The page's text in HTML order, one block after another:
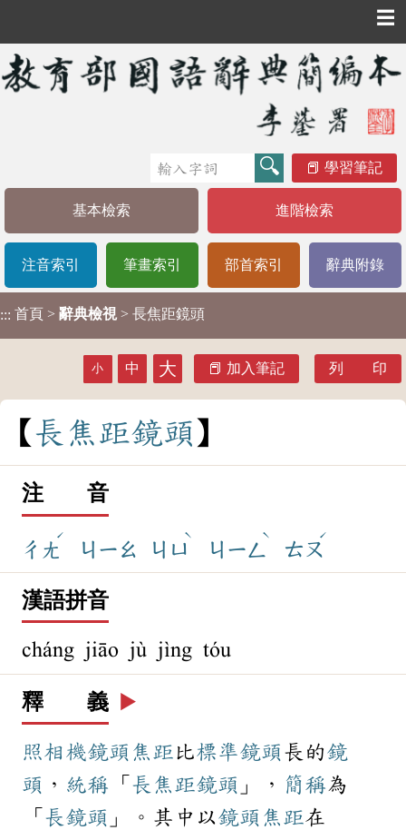
☰
學習筆記
基本檢索 進階檢索
注音索引 筆畫索引 部首索引 辭典附錄
::: 首頁 > 辭典檢視 > 長焦距鏡頭
小 中 大 加入筆記 列 印
長 焦 距鏡頭
注 音
ㄔㄤ
ˊ
ㄐㄧㄠ ㄐㄩ
ˋ
ㄐㄧㄥ
ˋ
ㄊㄡ
ˊ
漢語拼音
cháng jiāo jù jìng tóu
釋 義 ▶️
照相機鏡頭 焦距比標準鏡頭 長的鏡
頭 ， 統稱 「 長焦距鏡頭 」， 簡稱為
「 長鏡頭 」。其中以鏡頭 焦距在